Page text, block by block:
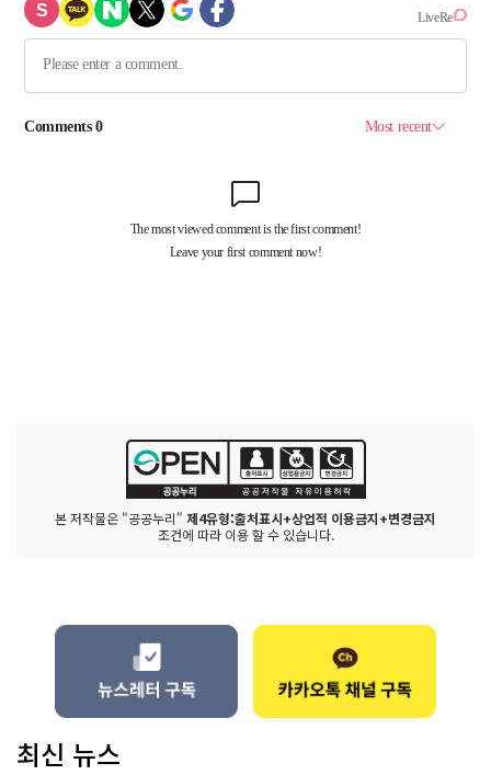
본 저작물은 "공공누리" 제4유형:출처표시+상업적 이용금지+변경금지
조건에 따라 이용 할 수 있습니다.
최신 뉴스